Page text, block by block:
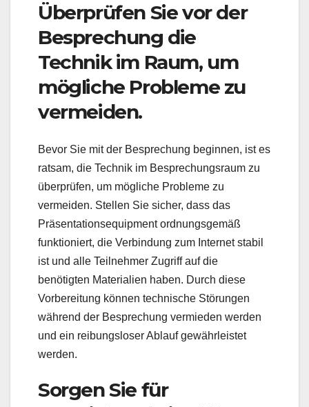
Überprüfen Sie vor der
Besprechung die
Technik im Raum, um
mögliche Probleme zu
vermeiden.
Bevor Sie mit der Besprechung beginnen, ist es
ratsam, die Technik im Besprechungsraum zu
überprüfen, um mögliche Probleme zu
vermeiden. Stellen Sie sicher, dass das
Präsentationsequipment ordnungsgemäß
funktioniert, die Verbindung zum Internet stabil
ist und alle Teilnehmer Zugriff auf die
benötigten Materialien haben. Durch diese
Vorbereitung können technische Störungen
während der Besprechung vermieden werden
und ein reibungsloser Ablauf gewährleistet
werden.
Sorgen Sie für